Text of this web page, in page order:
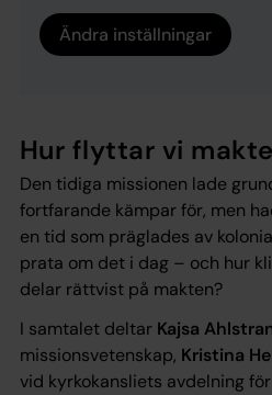
Ändra inställningar
Hur flyttar vi
Den tidiga missionen lade
fortfarande kämpar för, men
en tid som präglades av
prata om det i dag – och hur
delar rättvist på makten?
I samtalet deltar Kajsa
missionsvetenskap, Kristina
vid kyrkokansliets avdelning